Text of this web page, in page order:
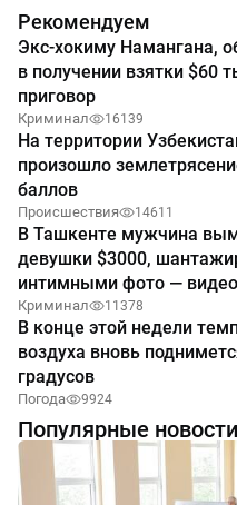
Рекомендуем
Экс-хокиму Намангана,
в получении взятки $60
приговор
Криминал 16139
На территории
произошло
баллов
Происшествия 14611
В Ташкенте мужчина
девушки $3000,
интимными фото — видео
Криминал 11378
В конце этой недели
воздуха вновь
градусов
Погода 9924
Популярные новости